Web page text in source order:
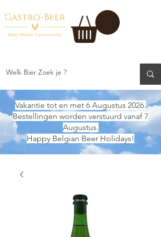
Vakantie tot en met 6 Augustus 2026.
Bestellingen worden verstuurd vanaf 7
Augustus.
Happy Belgian Beer Holidays!